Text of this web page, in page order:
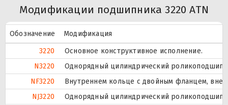
Модификации подшипника 3220 ATN
Обозначение
Модификация
3220
Основное конструктивное исполнение.
N3220
Однорядный цилиндрический
NF3220
Внутреннем кольце с двойным фланцем,
NJ3220
Однорядный цилиндрический